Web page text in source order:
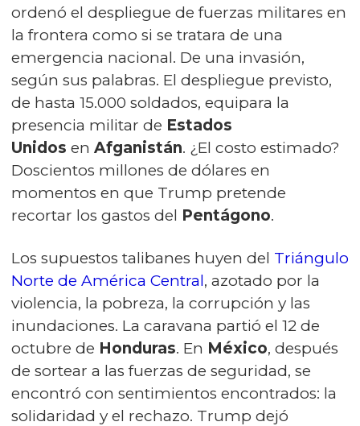
ordenó el despliegue de fuerzas militares en
la frontera como si se tratara de una
emergencia nacional. De una invasión,
según sus palabras. El despliegue previsto,
de hasta 15.000 soldados, equipara la
presencia militar de Estados
Unidos en Afganistán. ¿El costo estimado?
Doscientos millones de dólares en
momentos en que Trump pretende
recortar los gastos del Pentágono.
Los supuestos talibanes huyen del Triángulo
Norte de América Central, azotado por la
violencia, la pobreza, la corrupción y las
inundaciones. La caravana partió el 12 de
octubre de Honduras. En México, después
de sortear a las fuerzas de seguridad, se
encontró con sentimientos encontrados: la
solidaridad y el rechazo. Trump dejó